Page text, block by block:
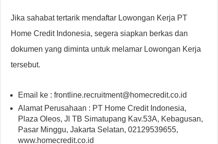
Jika sahabat tertarik mendaftar Lowongan Kerja PT
Home Credit Indonesia, segera siapkan berkas dan
dokumen yang diminta untuk melamar Lowongan Kerja
tersebut.
Email ke : frontline.recruitment@homecredit.co.id
Alamat Perusahaan : PT Home Credit Indonesia,
Plaza Oleos, Jl TB Simatupang Kav.53A, Kebagusan,
Pasar Minggu, Jakarta Selatan, 02129539655,
www.homecredit.co.id